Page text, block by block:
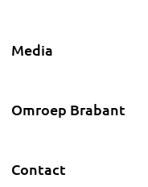
Media
Omroep Brabant
Contact